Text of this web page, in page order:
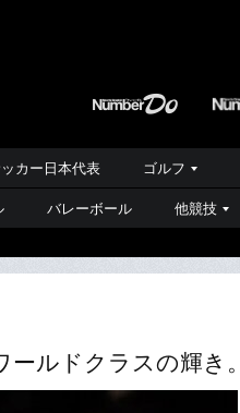
カー日本代表 ゴルフ
バレーボール 他競技
ルドクラスの輝き。